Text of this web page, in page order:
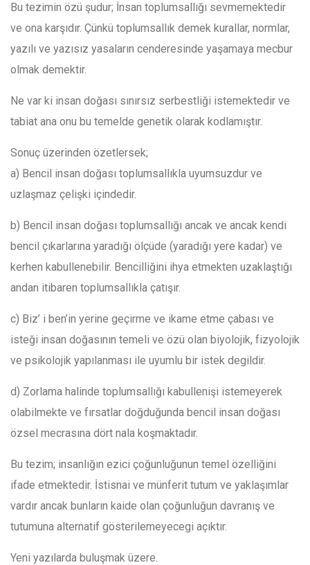
Bu tezimin özü şudur; İnsan toplumsallığı sevmemektedir
ve ona karşıdır. Çünkü toplumsallık demek kurallar, normlar,
yazılı ve yazısız yasaların cenderesinde yaşamaya mecbur
olmak demektir.
Ne var ki insan doğası sınırsız serbestliği istemektedir ve
tabiat ana onu bu temelde genetik olarak kodlamıştır.
Sonuç üzerinden özetlersek;
a) Bencil insan doğası toplumsallıkla uyumsuzdur ve
uzlaşmaz çelişki içindedir.
b) Bencil insan doğası toplumsallığı ancak ve ancak kendi
bencil çıkarlarına yaradığı ölçüde (yaradığı yere kadar) ve
kerhen kabullenebilir. Bencilliğini ihya etmekten uzaklaştığı
andan itibaren toplumsallıkla çatışır.
c) Biz’ i ben’in yerine geçirme ve ikame etme çabası ve
isteği insan doğasının temeli ve özü olan biyolojik, fizyolojik
ve psikolojik yapılanması ile uyumlu bir istek degildir.
d) Zorlama halinde toplumsallığı kabullenişi istemeyerek
olabilmekte ve fırsatlar doğduğunda bencil insan doğası
özsel mecrasına dört nala koşmaktadır.
Bu tezim; insanlığın ezici çoğunluğunun temel özelliğini
ifade etmektedir. İstisnai ve münferit tutum ve yaklaşımlar
vardır ancak bunların kaide olan çoğunluğun davranış ve
tutumuna alternatif gösterilemeyecegi açıktır.
Yeni yazılarda buluşmak üzere.